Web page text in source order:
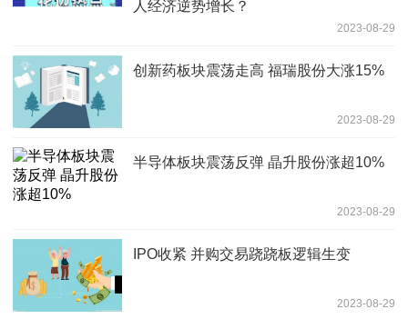
人经济逆势增长？
2023-08-29
创新药板块震荡走高 福瑞股份大涨15%
2023-08-29
半导体板块震荡反弹 晶升股份涨超10%
2023-08-29
IPO收紧 并购交易跷跷板逻辑生变
2023-08-29